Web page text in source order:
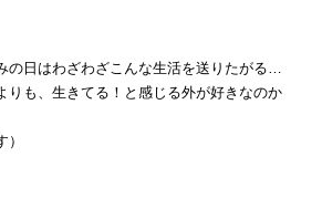
の日はわざわざこんな生活を送りたがる…
りも、生きてる！と感じる外が好きなのか